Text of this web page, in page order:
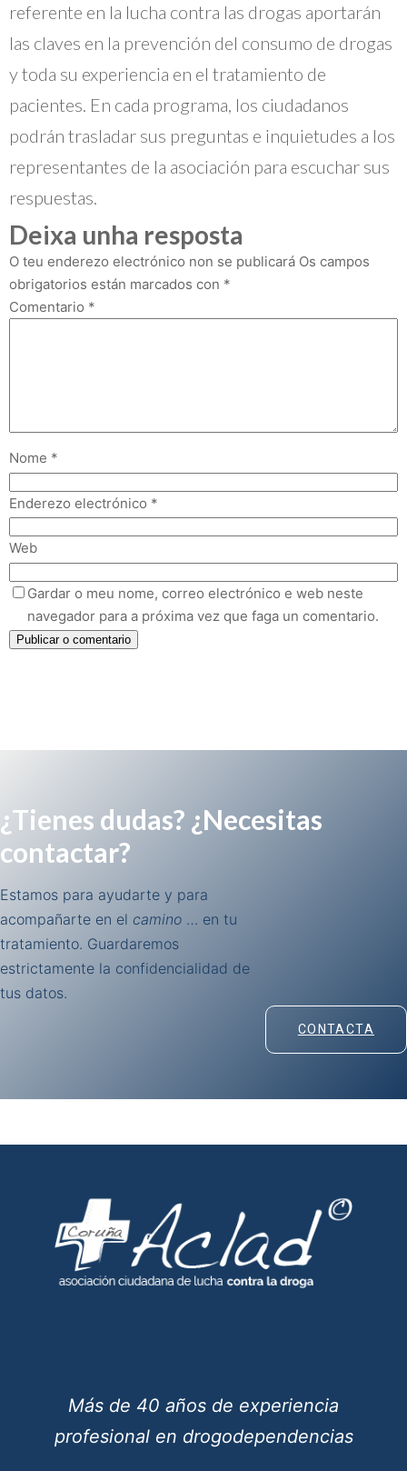
referente en la lucha contra las drogas aportarán
las claves en la prevención del consumo de drogas
y toda su experiencia en el tratamiento de
pacientes. En cada programa, los ciudadanos
podrán trasladar sus preguntas e inquietudes a los
representantes de la asociación para escuchar sus
respuestas.
Deixa unha resposta
O teu enderezo electrónico non se publicará Os campos
obrigatorios están marcados con *
Comentario *
Nome *
Enderezo electrónico *
Web
Gardar o meu nome, correo electrónico e web neste
navegador para a próxima vez que faga un comentario.
¿Tienes dudas? ¿Necesitas
contactar?
Estamos para ayudarte y para
acompañarte en el camino … en tu
tratamiento. Guardaremos
estrictamente la confidencialidad de
tus datos.
CONTACTA
Más de 40 años de experiencia
profesional en drogodependencias